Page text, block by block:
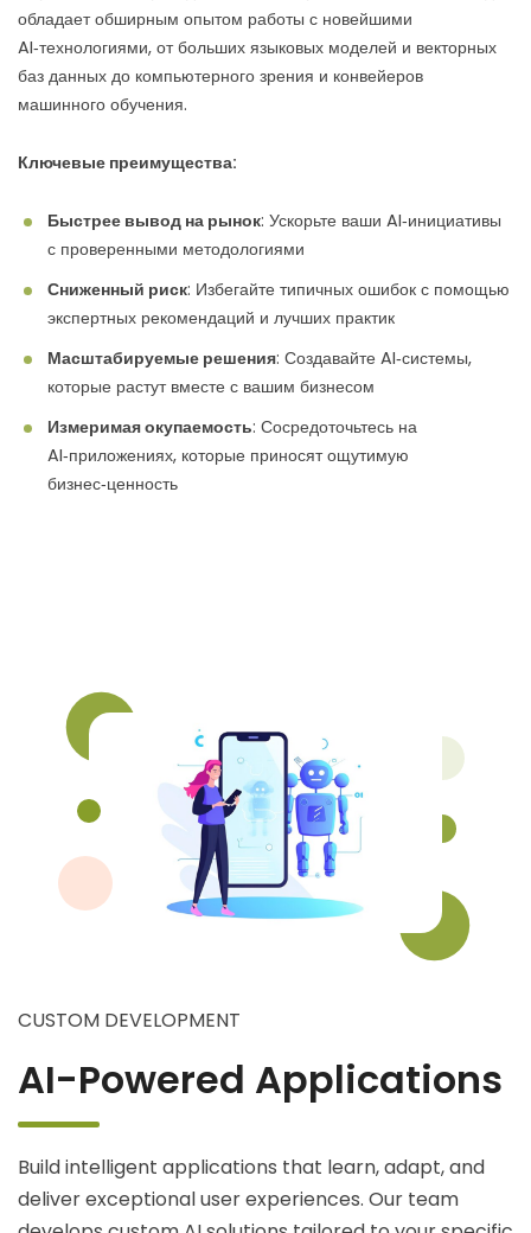
обладает обширным опытом работы с новейшими
AI‑технологиями, от больших языковых моделей и векторных
баз данных до компьютерного зрения и конвейеров
машинного обучения.
Ключевые преимущества:
Быстрее вывод на рынок: Ускорьте ваши AI‑инициативы
с проверенными методологиями
Сниженный риск: Избегайте типичных ошибок с помощью
экспертных рекомендаций и лучших практик
Масштабируемые решения: Создавайте AI‑системы,
которые растут вместе с вашим бизнесом
Измеримая окупаемость: Сосредоточьтесь на
AI‑приложениях, которые приносят ощутимую
бизнес‑ценность
CUSTOM DEVELOPMENT
AI-Powered Applications
Build intelligent applications that learn, adapt, and
deliver exceptional user experiences. Our team